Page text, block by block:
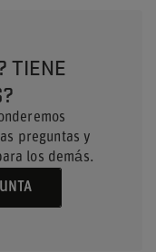
TIENE
preguntas y
los demás.